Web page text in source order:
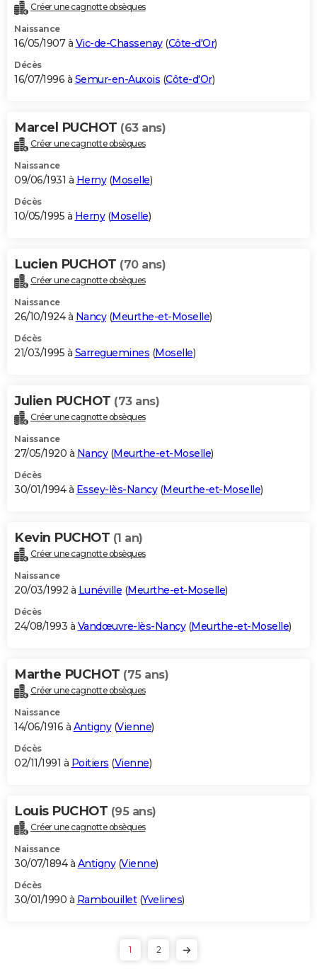
Créer une cagnotte obsèques
Naissance
16/05/1907 à Vic-de-Chassenay(Côte-d'Or)
Décès
16/07/1996 à Semur-en-Auxois (Côte-d'Or)
Marcel PUCHOT (63 ans)
Créer une cagnotte obsèques
Naissance
09/06/1931 à Herny(Moselle)
Décès
10/05/1995 à Herny(Moselle)
Lucien PUCHOT (70 ans)
Créer une cagnotte obsèques
Naissance
26/10/1924 à Nancy(Meurthe-et-Moselle)
Décès
21/03/1995 à Sarreguemines (Moselle)
Julien PUCHOT (73 ans)
Créer une cagnotte obsèques
Naissance
27/05/1920 à Nancy(Meurthe-et-Moselle)
Décès
30/01/1994 à Essey-lès-Nancy(Meurthe-et-Moselle)
Kevin PUCHOT (1 an)
Créer une cagnotte obsèques
Naissance
20/03/1992 à Lunéville (Meurthe-et-Moselle)
Décès
24/08/1993 à Vandœuvre-lès-Nancy(Meurthe-et-Moselle)
Marthe PUCHOT (75 ans)
Créer une cagnotte obsèques
Naissance
14/06/1916 à Antigny(Vienne)
Décès
02/11/1991 à Poitiers (Vienne)
Louis PUCHOT (95 ans)
Créer une cagnotte obsèques
Naissance
30/07/1894 à Antigny(Vienne)
Décès
30/01/1990 à Rambouillet(Yvelines)
1 2